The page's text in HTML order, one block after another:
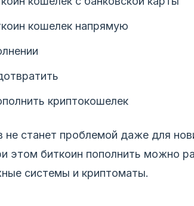
кошелек напрямую
криптокошелек
станет проблемой даже для
этом биткоин пополнить можно
системы и криптоматы.